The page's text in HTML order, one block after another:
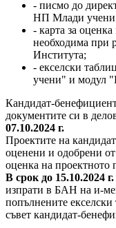
- писмо до
НП Млади учени
- карта за
необходима при
Института;
- екселски
учени" и модул
Кандидат-
документите си в
07.10.2024 г.
Проектите на
оценени и одобрени от
оценка на проектното
В срок до 15.10.2024 г.
изпрати в БАН на и-
попълнените
съвет кандидат-